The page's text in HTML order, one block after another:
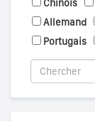
Chinois
Allemand
Portugais